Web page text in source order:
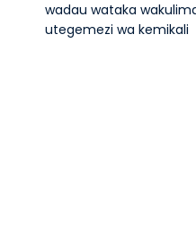
wadau wataka
utegemezi wa kemikali